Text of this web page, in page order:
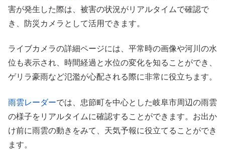
害が発生した際は、被害の状況がリアルタイムで確認で
き、防災カメラとして活用できます。
ライブカメラの詳細ページには、平常時の画像や河川の水
位も表示され、時間経過と水位の変化を知ることができ、
ゲリラ豪雨など氾濫が心配される際に非常に役立ちます。
雨雲レーダーでは、忠節町を中心とした岐阜市周辺の雨雲
の様子をリアルタイムに確認することができます。お出か
け前に雨雲の動きをみて、天気予報に役立てることができ
ます。